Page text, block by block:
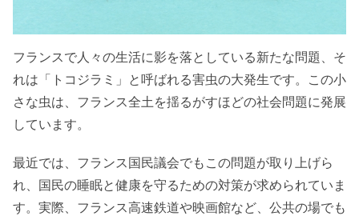
フランスで人々の生活に影を落としている新たな問題、そ
れは「トコジラミ」と呼ばれる害虫の大発生です。この小
さな虫は、フランス全土を揺るがすほどの社会問題に発展
しています。
最近では、フランス国民議会でもこの問題が取り上げら
れ、国民の睡眠と健康を守るための対策が求められていま
す。実際、フランス高速鉄道や映画館など、公共の場でも